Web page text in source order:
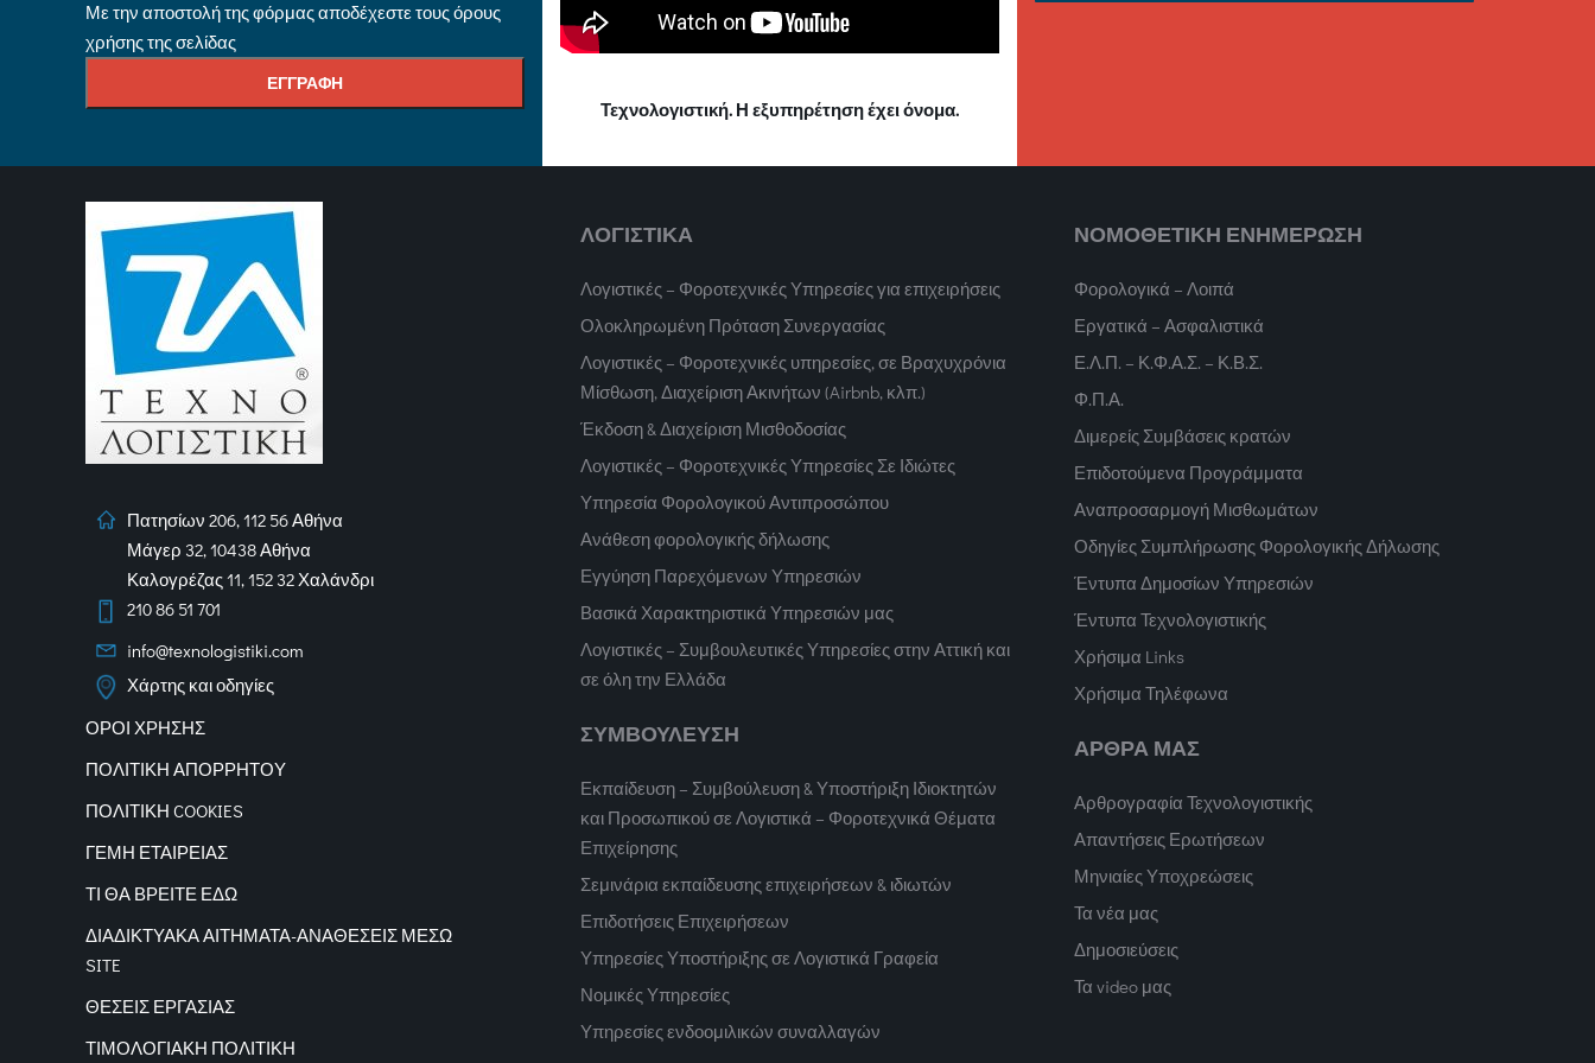
Με την αποστολή της φόρμας αποδέχεστε τους όρους
χρήσης της σελίδας
Τεχνολογιστική. Η εξυπηρέτηση έχει όνομα.
Πατησίων 206, 112 56 Αθήνα
Μάγερ 32, 10438 Αθήνα
Καλογρέζας 11, 152 32 Χαλάνδρι
210 86 51 701
info@texnologistiki.com
Χάρτης και οδηγίες
ΟΡΟΙ ΧΡΗΣΗΣ
ΠΟΛΙΤΙΚΗ ΑΠΟΡΡΗΤΟΥ
ΠΟΛΙΤΙΚΗ COOKIES
ΓΕΜΗ ΕΤΑΙΡΕΙΑΣ
ΤΙ ΘΑ ΒΡΕΙΤΕ ΕΔΩ
ΔΙΑΔΙΚΤΥΑΚΑΑΙΤΗΜΑΤΑ-ΑΝΑΘΕΣΕΙΣ ΜΕΣΩ
SITE
ΘΕΣΕΙΣ ΕΡΓΑΣΙΑΣ
ΤΙΜΟΛΟΓΙΑΚΗ ΠΟΛΙΤΙΚΗ
ΛΟΓΙΣΤΙΚΑ
Λογιστικές – Φοροτεχνικές Υπηρεσίες για επιχειρήσεις
Ολοκληρωμένη Πρόταση Συνεργασίας
Λογιστικές – Φοροτεχνικές υπηρεσίες, σε Βραχυχρόνια
Μίσθωση, Διαχείριση Ακινήτων (Airbnb, κλπ.)
Έκδοση & Διαχείριση Μισθοδοσίας
Λογιστικές – Φοροτεχνικές Υπηρεσίες Σε Ιδιώτες
Υπηρεσία Φορολογικού Αντιπροσώπου
Ανάθεση φορολογικής δήλωσης
Εγγύηση Παρεχόμενων Υπηρεσιών
Βασικά Χαρακτηριστικά Υπηρεσιών μας
Λογιστικές – Συμβουλευτικές Υπηρεσίες στην Αττική και
σε όλη την Ελλάδα
ΣΥΜΒΟΥΛΕΥΣΗ
Εκπαίδευση – Συμβούλευση & Υποστήριξη Ιδιοκτητών
και Προσωπικού σε Λογιστικά – Φοροτεχνικά Θέματα
Επιχείρησης
Σεμινάρια εκπαίδευσης επιχειρήσεων & ιδιωτών
Επιδοτήσεις Επιχειρήσεων
Υπηρεσίες Υποστήριξης σε Λογιστικά Γραφεία
Νομικές Υπηρεσίες
Υπηρεσίες ενδοομιλικών συναλλαγών
ΝΟΜΟΘΕΤΙΚΗ ΕΝΗΜΕΡΩΣΗ
Φορολογικά – Λοιπά
Εργατικά – Ασφαλιστικά
Ε.Λ.Π. – Κ.Φ.Α.Σ. – Κ.Β.Σ.
Φ.Π.Α.
Διμερείς Συμβάσεις κρατών
Επιδοτούμενα Προγράμματα
Αναπροσαρμογή Μισθωμάτων
Οδηγίες Συμπλήρωσης Φορολογικής Δήλωσης
Έντυπα Δημοσίων Υπηρεσιών
Έντυπα Τεχνολογιστικής
Χρήσιμα Links
Χρήσιμα Τηλέφωνα
ΑΡΘΡΑ ΜΑΣ
Αρθρογραφία Τεχνολογιστικής
Απαντήσεις Ερωτήσεων
Μηνιαίες Υποχρεώσεις
Τα νέα μας
Δημοσιεύσεις
Τα video μας